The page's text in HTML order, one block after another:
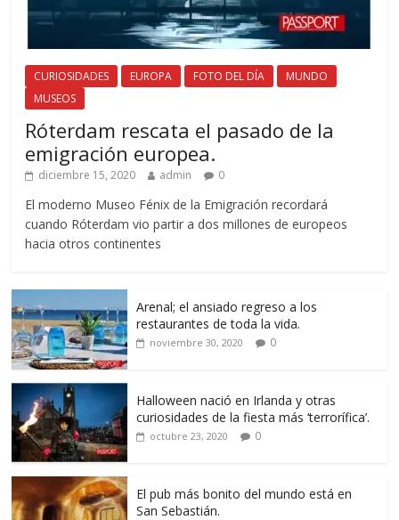
CURIOSIDADES EUROPA FOTO DEL DÍA
MUNDO
MUSEOS
Róterdam rescata el pasado de la
emigración europea.
diciembre 15, 2020 admin 0
El moderno Museo Fénix de la Emigración recordará
cuando Róterdam vio partir a dos millones de europeos
hacia otros continentes
Arenal; el ansiado regreso a los
restaurantes de toda la vida.
noviembre 30, 2020 0
Halloween nació en Irlanda y otras
curiosidades de la fiesta más ‘terrorífica’.
octubre 23, 2020 0
El pub más bonito del mundo está en
San Sebastián.